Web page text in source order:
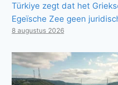
Türkiye zegt dat het
Egeïsche Zee geen
8 augustus 2026